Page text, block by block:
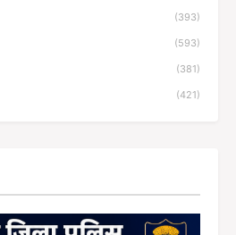
(393)
(593)
(381)
(421)